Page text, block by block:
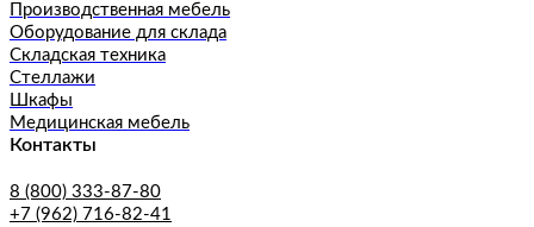
Производственная мебель
Оборудование для склада
Складская техника
Стеллажи
Шкафы
Медицинская мебель
Контакты
8 (800) 333-87-80
+7 (962) 716-82-41